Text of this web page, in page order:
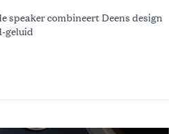
speaker combineert Deens design
geluid